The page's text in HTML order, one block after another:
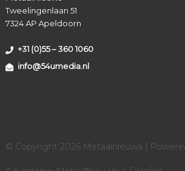
Tweelingenlaan 51
7324 AP Apeldoorn
+31 (0)55 – 360 1060
info@54umedia.nl
© Copyright 2026 Metaalnieuws |